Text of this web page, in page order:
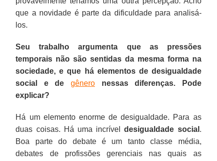
que a novidade é parte da dificuldade para analisá-
los.
Seu trabalho argumenta que as pressões
temporais não são sentidas da mesma forma na
sociedade, e que há elementos de desigualdade
social e de gênero nessas diferenças. Pode
explicar?
Há um elemento enorme de desigualdade. Para as
duas coisas. Há uma incríveldesigualdade social .
Boa parte do debate é um tanto classe média,
debates de profissões gerenciais nas quais as